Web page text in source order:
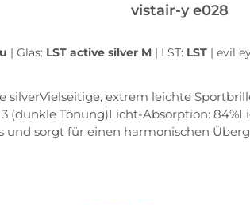
vistair-y e028
| Glas: LST active silver M | LST: LST | evil
silverVielseitige, extrem leichte
(dunkle Tönung)Licht-Absorption:
und sorgt für einen harmonischen